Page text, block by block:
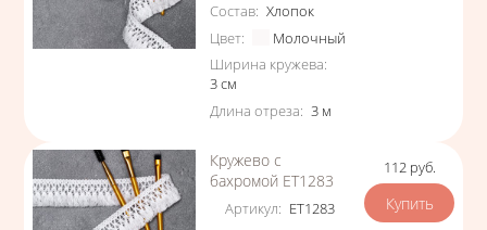
Состав: Хлопок
Цвет:
Молочный
Ширина кружева:
3см
Длина отреза: 3 м
Кружево с
бахромой ЕТ1283
Артикул: ЕТ1283
Цена
112 руб.